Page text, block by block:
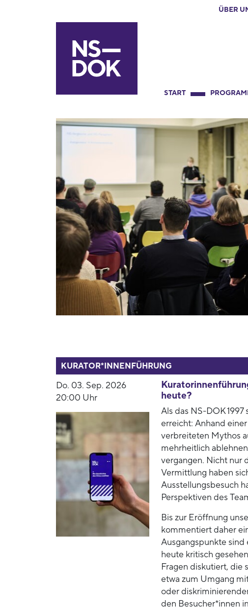
ÜBER
START
KURATOR*INNENFÜHRUNG
Do. 03. Sep. 2026
20:00 Uhr
heute?
Als das NS-DOK
erreicht: Anhand
verbreiteten Mythos
mehrheitlich
vergangen. Nicht nur
Vermittlung haben
Ausstellungsbesuch
Perspektiven des
Bis zur Eröffnung
kommentiert daher
Ausgangspunkte
heute kritisch
Fragen diskutiert, die
etwa zum Umgang
oder
den Besucher*innen